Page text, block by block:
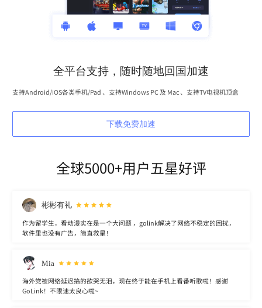
全平台支持，随时随地回国加速
支持Android/iOS各类手机/Pad 、支持Windows PC 及 Mac 、支持TV电视机顶盒
下载免费加速
全球5000+用户五星好评
彬彬有礼
作为留学生，看动漫实在是一个大问题 ，golink解决了网络不稳定的困扰，
软件里也没有广告，简直救星！
Mia
海外党被网络延迟搞的欲哭无泪，现在终于能在手机上看番听歌啦！感谢
GoLink！不限速太良心啦~